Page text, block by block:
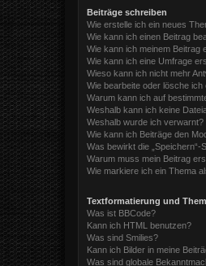
Beiträge schreiben
Wie erstelle ich ein neues
Wie kann ich einen Beitrag
Wie kann ich meinem Beitrag
Wie kann ich eine Umfrage
Wieso kann ich nicht mehr
Wie bearbeite oder lösche ich
Warum kann ich auf
Weshalb kann ich keine
Weshalb wurde ich verwarnt?
Wie kann ich Beiträge den
Was bewirkt die
Warum muss mein Beitrag
Wie markiere ich ein Thema
Textformatierung und
Was ist BBCode?
Kann ich HTML benutzen?
Was sind Smilies?
Kann ich Bilder in meine
Was sind globale